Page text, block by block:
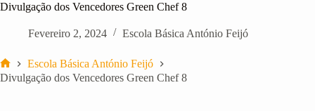
Divulgação dos Vencedores Green Chef 8
Fevereiro 2, 2024 Escola Básica António Feijó
Início
Escola Básica António Feijó
Divulgação dos Vencedores Green Chef 8